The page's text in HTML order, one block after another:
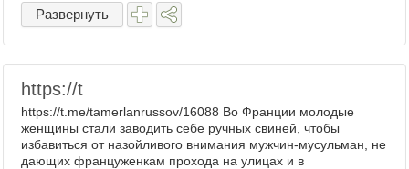
Развернуть
https://t
https://t.me/tamerlanrussov/16088 Во Франции молодые
женщины стали заводить себе ручных свиней, чтобы
избавиться от назойливого внимания мужчин-мусульман, не
дающих француженкам прохода на улицах и в